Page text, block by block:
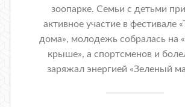
зоопарке. Семьи с детьми
активное участие в фестивале
дома», молодежь собралась на
крыше», а спортсменов и
заряжал энергией «Зеленый